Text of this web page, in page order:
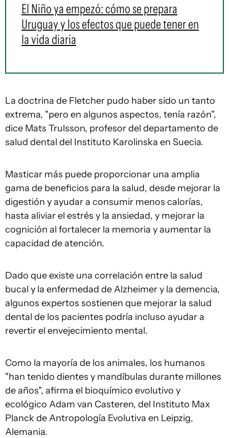
El Niño ya empezó: cómo se prepara
Uruguay y los efectos que puede tener en
la vida diaria
La doctrina de Fletcher pudo haber sido un tanto
extrema, "pero en algunos aspectos, tenía razón",
dice Mats Trulsson, profesor del departamento de
salud dental del Instituto Karolinska en Suecia.
Masticar más puede proporcionar una amplia
gama de beneficios para la salud, desde mejorar la
digestión y ayudar a consumir menos calorías,
hasta aliviar el estrés y la ansiedad, y mejorar la
cognición al fortalecer la memoria y aumentar la
capacidad de atención.
Dado que existe una correlación entre la salud
bucal y la enfermedad de Alzheimer y la demencia,
algunos expertos sostienen que mejorar la salud
dental de los pacientes podría incluso ayudar a
revertir el envejecimiento mental.
Como la mayoría de los animales, los humanos
"han tenido dientes y mandíbulas durante millones
de años", afirma el bioquímico evolutivo y
ecológico Adam van Casteren, del Instituto Max
Planck de Antropología Evolutiva en Leipzig,
Alemania.